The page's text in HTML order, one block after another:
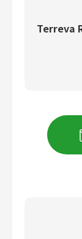
Terreva